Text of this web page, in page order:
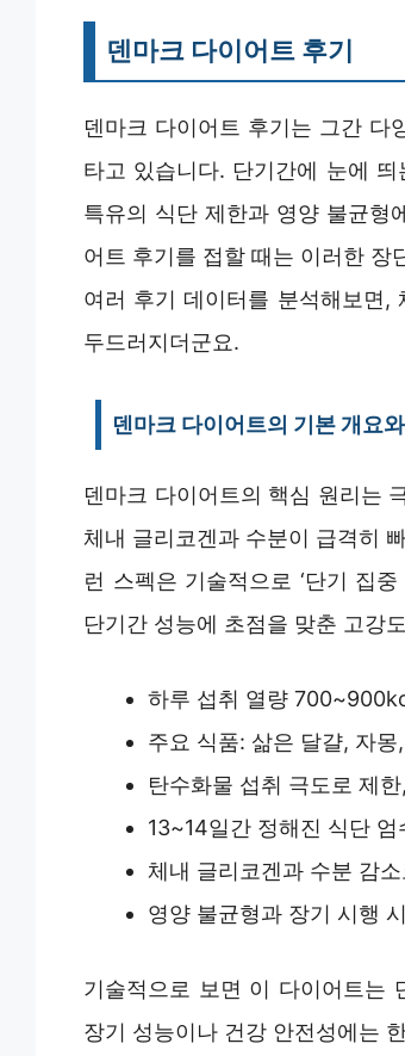
덴마크 다이어트 후기
덴마크 다이어트 후기는 그간 다
타고 있습니다. 단기간에 눈에
특유의 식단 제한과 영양 불균형
어트 후기를 접할 때는 이러한 장
여러 후기 데이터를 분석해보면,
두드러지더군요.
덴마크 다이어트의 기본 개요와
덴마크 다이어트의 핵심 원리는
체내 글리코겐과 수분이 급격히
런 스펙은 기술적으로 ‘단기 집
단기간 성능에 초점을 맞춘 고강
하루 섭취 열량
주요 식품: 삶은 달걀, 자
탄수화물 섭취 극도로 제
13~14일간 정해진 식단 엄
체내 글리코겐과 수분 감
영양 불균형과 장기 시행
기술적으로 보면 이 다이어트는
장기 성능이나 건강 안전성에는